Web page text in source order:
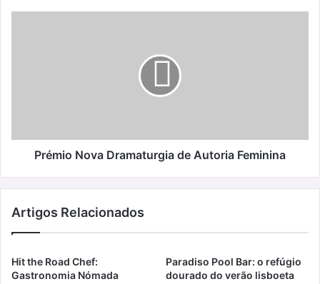
Prémio Nova Dramaturgia de Autoria Feminina
Artigos Relacionados
Hit the Road Chef:
Gastronomia Nómada
Paradiso Pool Bar: o refúgio
dourado do verão lisboeta